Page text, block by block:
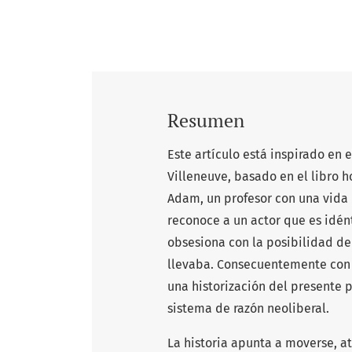
Resumen
Este artículo está inspirado en
Villeneuve, basado en el libro
Adam, un profesor con una
reconoce a un actor que es
obsesiona con la posibilidad
llevaba. Consecuentemente
una historización del presente
sistema de razón neoliberal.
La historia apunta a moverse,